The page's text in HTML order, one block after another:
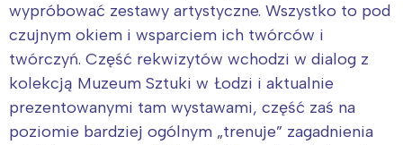
wypróbować zestawy artystyczne. Wszystko to pod
czujnym okiem i wsparciem ich twórców i
twórczyń. Część rekwizytów wchodzi w dialog z
kolekcją Muzeum Sztuki w Łodzi i aktualnie
prezentowanymi tam wystawami, część zaś na
poziomie bardziej ogólnym „trenuje” zagadnienia